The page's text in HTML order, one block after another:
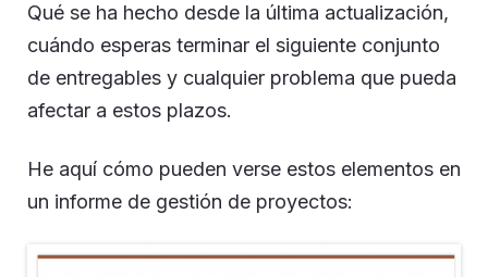
Qué se ha hecho desde la última actualización,
cuándo esperas terminar el siguiente conjunto
de entregables y cualquier problema que pueda
afectar a estos plazos.
He aquí cómo pueden verse estos elementos en
un informe de gestión de proyectos: